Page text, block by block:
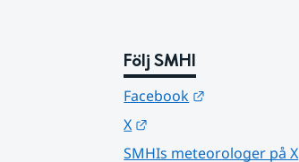
Följ SMHI
Facebook
X
SMHIs meteorologer på X